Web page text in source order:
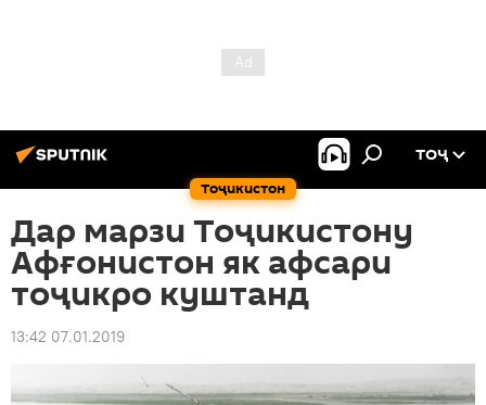
Тоҷикистон
ТОҶ
Дар марзи Тоҷикистону
Афғонистон як афсари
тоҷикро куштанд
13:42 07.01.2019